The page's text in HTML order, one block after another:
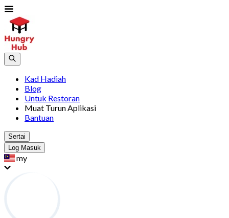
Kad Hadiah
Blog
Untuk Restoran
Muat Turun Aplikasi
Bantuan
Sertai
Log Masuk
my